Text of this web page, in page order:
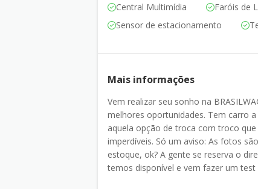
Central Multimídia
Faróis de
Sensor de estacionamento
Mais informações
Vem realizar seu sonho na
melhores oportunidades. Tem carro
aquela opção de troca com troco
imperdíveis. Só um aviso: As fotos
estoque, ok? A gente se reserva o
temos disponível e vem fazer um test